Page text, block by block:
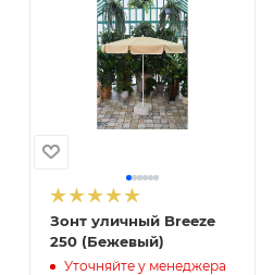
Зонт уличный Breeze
250 (Бежевый)
Уточняйте у менеджера